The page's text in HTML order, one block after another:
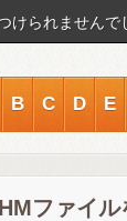
けられません
B C D E
ファイル